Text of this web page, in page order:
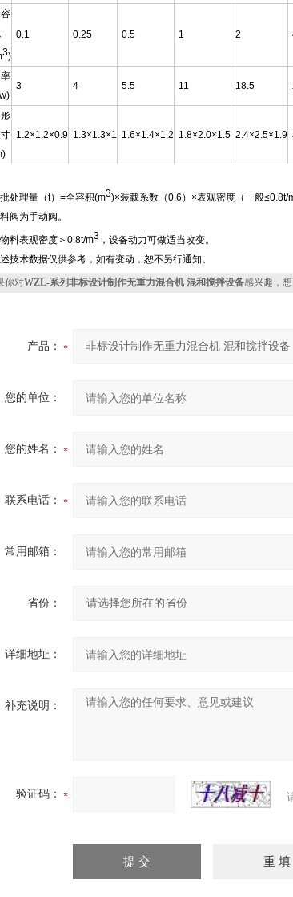
3)
0.1 0.25 0.5 1 2
3 4 5.5 11 18.5
1.2×1.2×0.9 1.3×1.3×1 1.6×1.4×1.2 1.8×2.0×1.5 2.4×2.5×1.9
处理量（t）=全容积(m3)×装载系数（0.6）×表观密度（一般≤0.8t/
阀为手动阀。
料表观密度＞0.8t/m3 ，设备动力可做适当改变。
技术数据仅供参考，如有变动，恕不另行通知。
你对WZL-系列非标设计制作无重力混合机 混和搅拌设备感兴趣，
产品：
您的单位：
您的姓名：
联系电话：
常用邮箱：
省份：
详细地址：
补充说明：
验证码：